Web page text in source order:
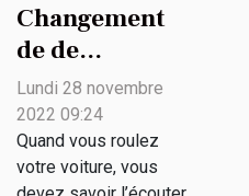
Changement
de de
roulement
avant arrière
de voiture: que
faut-il savoir ?
Lundi 28 novembre
2022 09:24
Quand vous roulez
votre voiture, vous